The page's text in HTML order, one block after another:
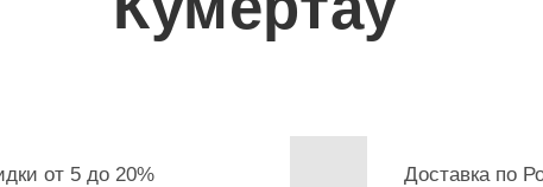
от 5 до 20% Доставка по